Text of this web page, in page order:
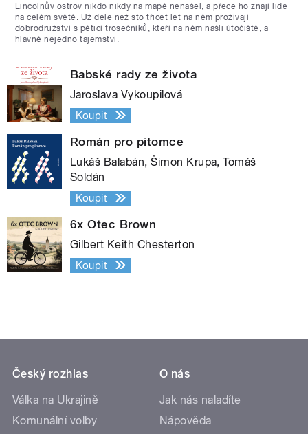
Lincolnův ostrov nikdo nikdy na mapě nenašel, a přece ho znají lidé
na celém světě. Už déle než sto třicet let na něm prožívají
dobrodružství s pěticí trosečníků, kteří na něm našli útočiště, a
hlavně nejedno tajemství.
Babské rady ze života
Jaroslava Vykoupilová
Koupit
Román pro pitomce
Lukáš Balabán, Šimon Krupa, Tomáš
Soldán
Koupit
6x Otec Brown
Gilbert Keith Chesterton
Koupit
Český rozhlas
Válka na Ukrajině
Komunální volby
O nás
Jak nás naladíte
Nápověda